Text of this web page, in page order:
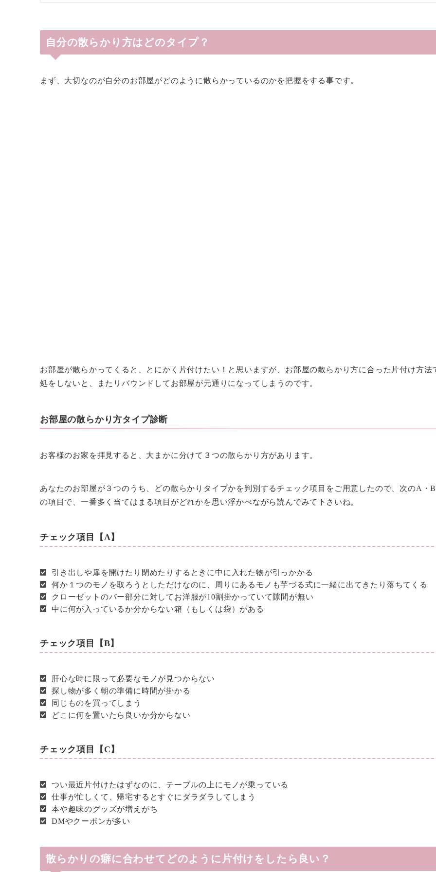
自分の散らかり方はどのタイプ？
まず、大切なのが自分のお部屋がどのように散らかっているのかを把握をする事です。
お部屋が散らかってくると、とにかく片付けたい！と思いますが、お部屋の散らかり方に合った片付け方法
処をしないと、またリバウンドしてお部屋が元通りになってしまうのです。
お部屋の散らかり方タイプ診断
お客様のお家を拝見すると、大まかに分けて３つの散らかり方があります。
あなたのお部屋が３つのうち、どの散らかりタイプかを判別するチェック項目をご用意したので、次のA・
の項目で、一番多く当てはまる項目がどれかを思い浮かべながら読んでみて下さいね。
チェック項目【A】
引き出しや扉を開けたり閉めたりするときに中に入れた物が引っかかる
何か１つのモノを取ろうとしただけなのに、周りにあるモノも芋づる式に一緒に出てきたり落ちてくる
クローゼットのバー部分に対してお洋服が10割掛かっていて隙間が無い
中に何が入っているか分からない箱（もしくは袋）がある
チェック項目【B】
肝心な時に限って必要なモノが見つからない
探し物が多く朝の準備に時間が掛かる
同じものを買ってしまう
どこに何を置いたら良いか分からない
チェック項目【C】
つい最近片付けたはずなのに、テーブルの上にモノが乗っている
仕事が忙しくて、帰宅するとすぐにダラダラしてしまう
本や趣味のグッズが増えがち
DMやクーポンが多い
散らかりの癖に合わせてどのように片付けをしたら良い？